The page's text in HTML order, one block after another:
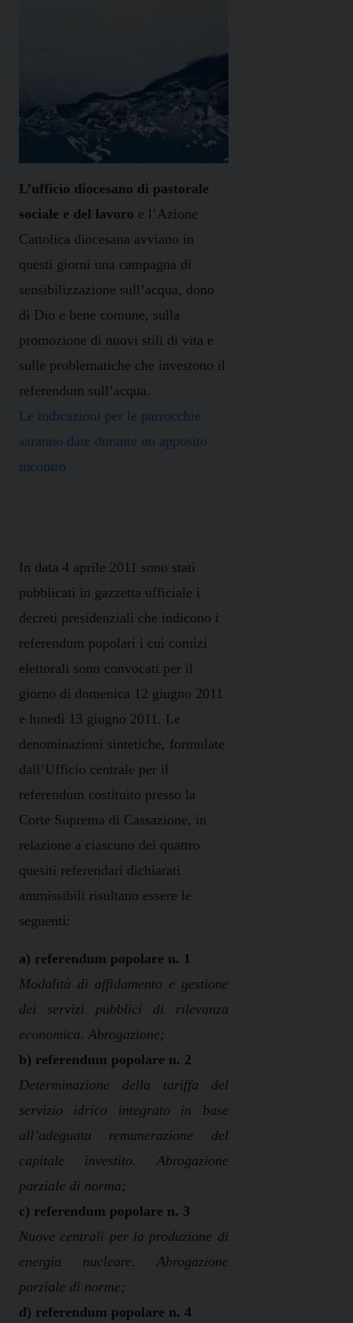
L’ufficio diocesano di pastorale
sociale e del lavoro e l’Azione
Cattolica diocesana avviano in
questi giorni una campagna di
sensibilizzazione sull’acqua, dono
di Dio e bene comune, sulla
promozione di nuovi stili di vita e
sulle problematiche che investono il
referendum sull’acqua.
Le indicazioni per le parrocchie
saranno date durante un apposito
incontro
In data 4 aprile 2011 sono stati
pubblicati in gazzetta ufficiale i
decreti presidenziali che indicono i
referendum popolari i cui comizi
elettorali sono convocati per il
giorno di domenica 12 giugno 2011
e lunedì 13 giugno 2011. Le
denominazioni sintetiche, formulate
dall’Ufficio centrale per il
referendum costituito presso la
Corte Suprema di Cassazione, in
relazione a ciascuno dei quattro
quesiti referendari dichiarati
ammissibili risultano essere le
seguenti:
a) referendum popolare n. 1
Modalità di affidamento e gestione
dei servizi pubblici di rilevanza
economica. Abrogazione;
b) referendum popolare n. 2
Determinazione della tariffa del
servizio idrico integrato in base
all’adeguata remunerazione del
capitale investito. Abrogazione
parziale di norma;
c) referendum popolare n. 3
Nuove centrali per la produzione di
energia nucleare. Abrogazione
parziale di norme;
d) referendum popolare n. 4